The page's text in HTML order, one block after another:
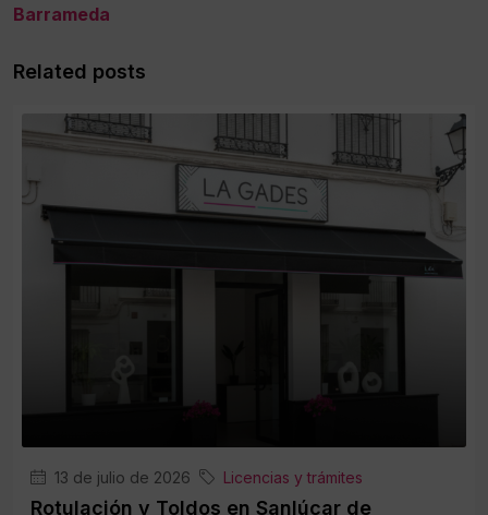
Barrameda
Related posts
13 de julio de 2026 Licencias y trámites
Rotulación y Toldos en Sanlúcar de